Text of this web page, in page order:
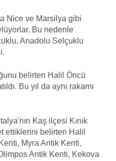
Nice ve Marsilya gibi
Bu nedenle
Anadolu Selçuklu
belirten Halil Öncü
Bu yıl da aynı rakamı
Kaş ilçesi Kınık
ettiklerini belirten Halil
Myra Antik Kenti,
Antik Kenti, Kekova